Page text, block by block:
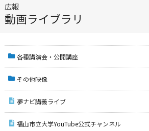
広報
動画ライブラリ
各種講演会・公開講座
その他映像
夢ナビ講義ライブ
福山市立大学YouTube公式チャンネル